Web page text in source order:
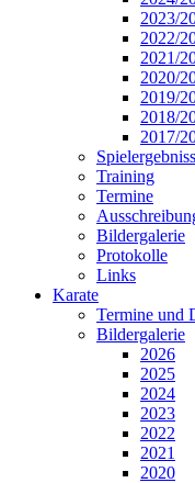
2023/
2022/
2021/
2020/
2019/
2018/
2017/
Training
Termine
Bildergalerie
Protokolle
Links
Karate
Termine und
Bildergalerie
2026
2025
2024
2023
2022
2021
2020